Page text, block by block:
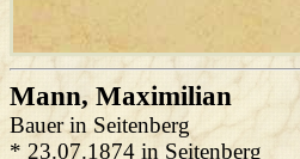
Mann, Maximilian
Bauer in Seitenberg
* 23.07.1874 in Seitenberg